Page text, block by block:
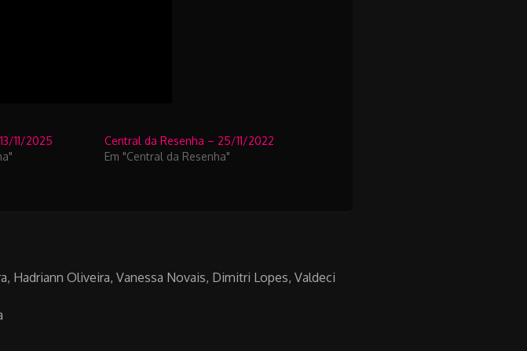
11/2025
Central da Resenha – 25/11/2022
Em "Central da Resenha"
Hadriann Oliveira, Vanessa Novais, Dimitri Lopes, Valdeci